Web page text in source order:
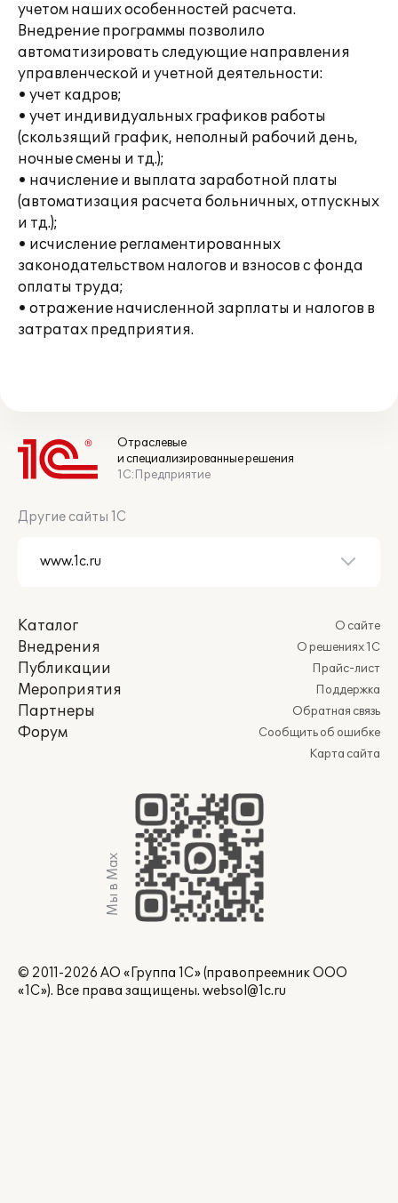
учетом наших особенностей расчета.
Внедрение программы позволило
автоматизировать следующие направления
управленческой и учетной деятельности:
• учет кадров;
• учет индивидуальных графиков работы
(скользящий график, неполный рабочий день,
ночные смены и тд.);
• начисление и выплата заработной платы
(автоматизация расчета больничных, отпускных
и тд.);
• исчисление регламентированных
законодательством налогов и взносов с фонда
оплаты труда;
• отражение начисленной зарплаты и налогов в
затратах предприятия.
Отраслевые
и специализированные решения
1С:Предприятие
Другие сайты 1С
Каталог
Внедрения
Публикации
Мероприятия
Партнеры
Форум
О сайте
О решениях 1С
Прайс-лист
Поддержка
Обратная связь
Сообщить об ошибке
Карта сайта
Мы в Max
© 2011-2026 АО «Группа 1С» (правопреемник ООО
«1С»). Все права защищены. websol@1c.ru